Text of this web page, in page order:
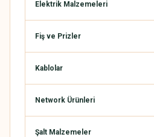
Elektrik Malzemeleri
Fiş ve Prizler
Kablolar
Network Ürünleri
Şalt Malzemeler